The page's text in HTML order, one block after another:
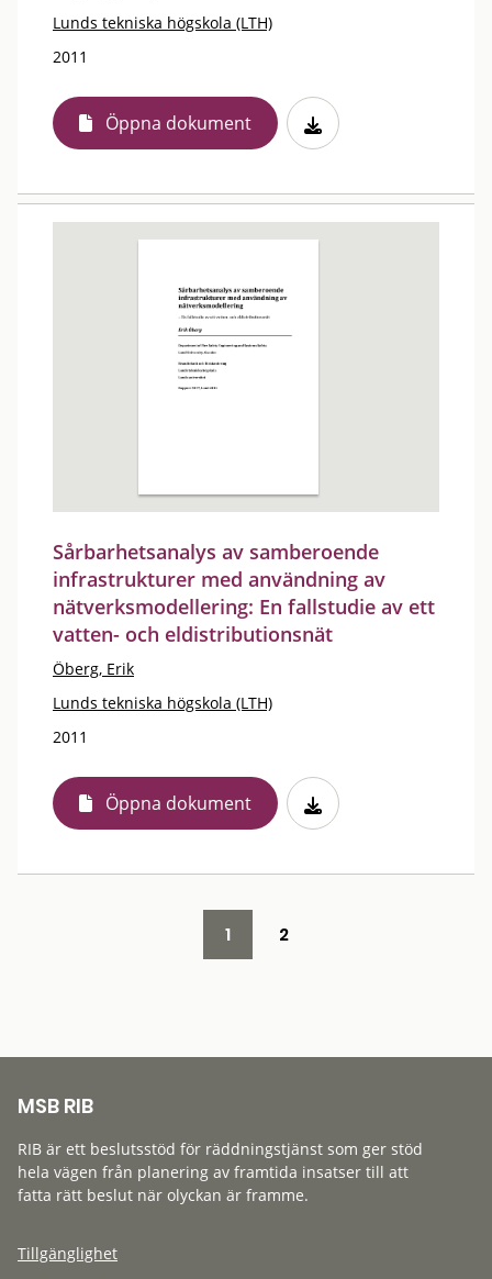
Lunds tekniska högskola (LTH)
2011
Öppna dokument
Sårbarhetsanalys av samberoende
infrastrukturer med användning av
nätverksmodellering: En fallstudie av ett
vatten- och eldistributionsnät
Öberg, Erik
Lunds tekniska högskola (LTH)
2011
Öppna dokument
1 2
MSB RIB
RIB är ett beslutsstöd för räddningstjänst som ger stöd
hela vägen från planering av framtida insatser till att
fatta rätt beslut när olyckan är framme.
Tillgänglighet